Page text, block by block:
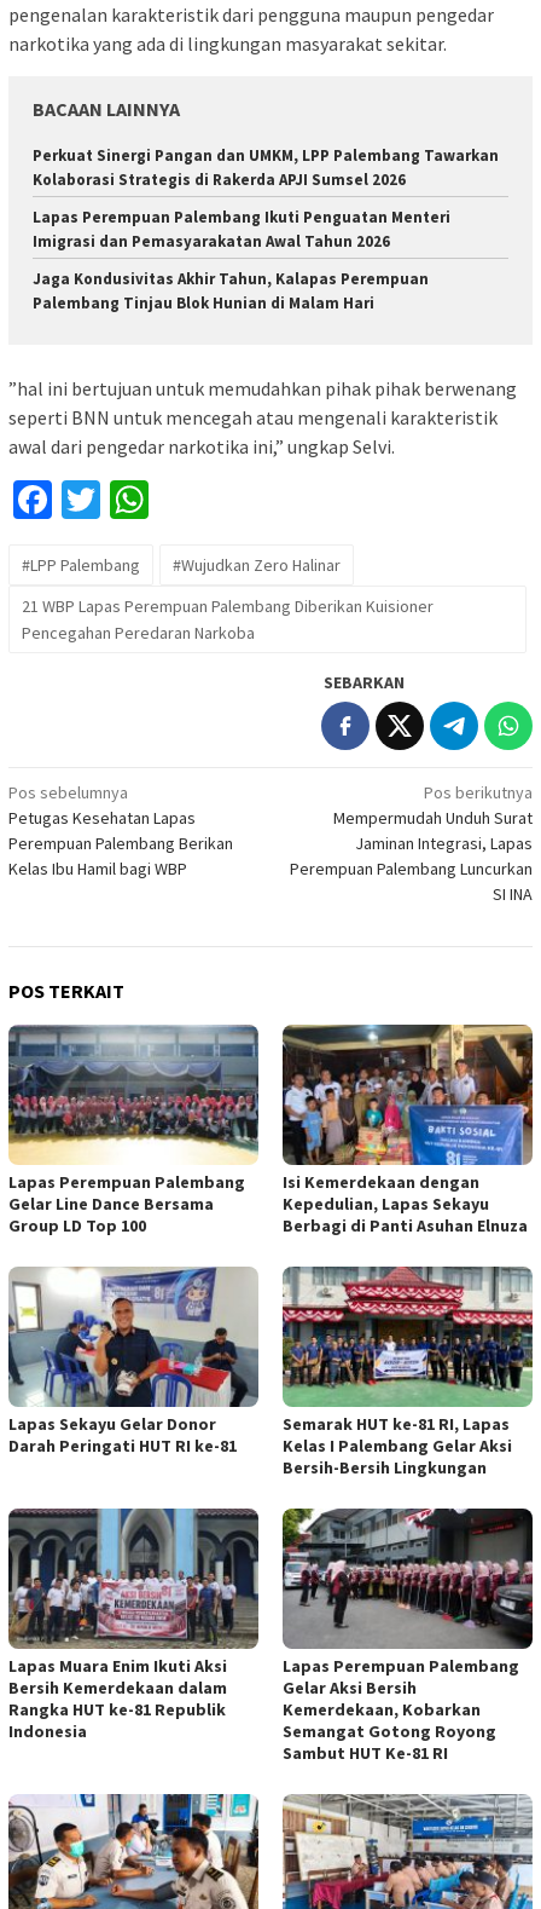
pengenalan karakteristik dari pengguna maupun pengedar
narkotika yang ada di lingkungan masyarakat sekitar.
BACAAN LAINNYA
Perkuat Sinergi Pangan dan UMKM, LPP Palembang Tawarkan
Kolaborasi Strategis di Rakerda APJI Sumsel 2026
Lapas Perempuan Palembang Ikuti Penguatan Menteri
Imigrasi dan Pemasyarakatan Awal Tahun 2026
Jaga Kondusivitas Akhir Tahun, Kalapas Perempuan
Palembang Tinjau Blok Hunian di Malam Hari
”hal ini bertujuan untuk memudahkan pihak pihak berwenang
seperti BNN untuk mencegah atau mengenali karakteristik
awal dari pengedar narkotika ini,” ungkap Selvi.
Facebook
Twitter
#LPP Palembang
#Wujudkan Zero Halinar
21 WBP Lapas Perempuan Palembang Diberikan Kuisioner
Pencegahan Peredaran Narkoba
SEBARKAN
Navigasi
pos
Pos sebelumnya
Petugas Kesehatan Lapas
Perempuan Palembang Berikan
Kelas Ibu Hamil bagi WBP
Pos berikutnya
Mempermudah Unduh Surat
Jaminan Integrasi, Lapas
Perempuan Palembang Luncurkan
SI INA
POS TERKAIT
Lapas Perempuan Palembang
Gelar Line Dance Bersama
Group LD Top 100
Isi Kemerdekaan dengan
Kepedulian, Lapas Sekayu
Berbagi di Panti Asuhan Elnuza
Lapas Sekayu Gelar Donor
Darah Peringati HUT RI ke-81
Semarak HUT ke-81 RI, Lapas
Kelas I Palembang Gelar Aksi
Bersih-Bersih Lingkungan
Lapas Muara Enim Ikuti Aksi
Bersih Kemerdekaan dalam
Rangka HUT ke-81 Republik
Indonesia
Lapas Perempuan Palembang
Gelar Aksi Bersih
Kemerdekaan, Kobarkan
Semangat Gotong Royong
Sambut HUT Ke-81 RI